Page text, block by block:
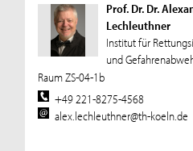
Prof. Dr. Dr.
Lechleuthner
Institut für
und
Raum ZS-04-1b
+49 221-8275-4568
alex.lechleuthner@th-koeln.de